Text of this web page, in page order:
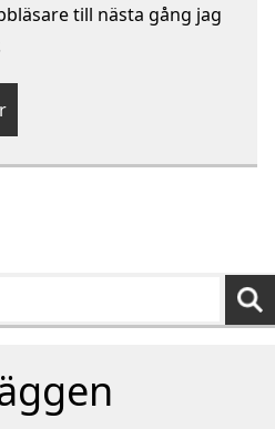
till nästa gång jag